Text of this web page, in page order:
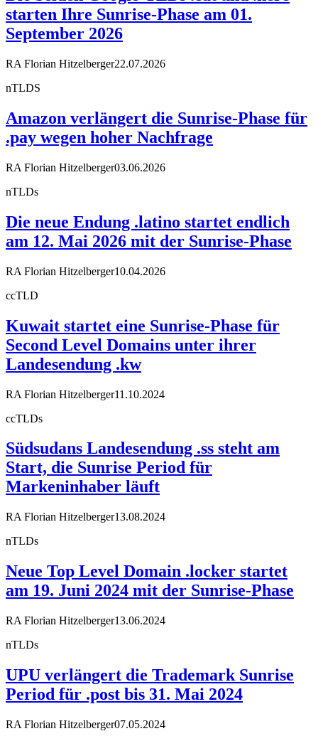
starten Ihre Sunrise-Phase am 01.
September 2026
RA Florian Hitzelberger22.07.2026
nTLDS
Amazon verlängert die Sunrise-Phase für
.pay wegen hoher Nachfrage
RA Florian Hitzelberger03.06.2026
nTLDs
Die neue Endung .latino startet endlich
am 12. Mai 2026 mit der Sunrise-Phase
RA Florian Hitzelberger10.04.2026
ccTLD
Kuwait startet eine Sunrise-Phase für
Second Level Domains unter ihrer
Landesendung .kw
RA Florian Hitzelberger11.10.2024
ccTLDs
Südsudans Landesendung .ss steht am
Start, die Sunrise Period für
Markeninhaber läuft
RA Florian Hitzelberger13.08.2024
nTLDs
Neue Top Level Domain .locker startet
am 19. Juni 2024 mit der Sunrise-Phase
RA Florian Hitzelberger13.06.2024
nTLDs
UPU verlängert die Trademark Sunrise
Period für .post bis 31. Mai 2024
RA Florian Hitzelberger07.05.2024